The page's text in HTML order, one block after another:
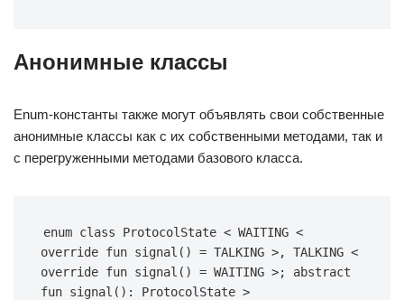
Анонимные классы
Enum-константы также могут объявлять свои собственные
анонимные классы как с их собственными методами, так и
с перегруженными методами базового класса.
enum class ProtocolState < WAITING <
override fun signal() = TALKING >, TALKING <
override fun signal() = WAITING >; abstract
fun signal(): ProtocolState >